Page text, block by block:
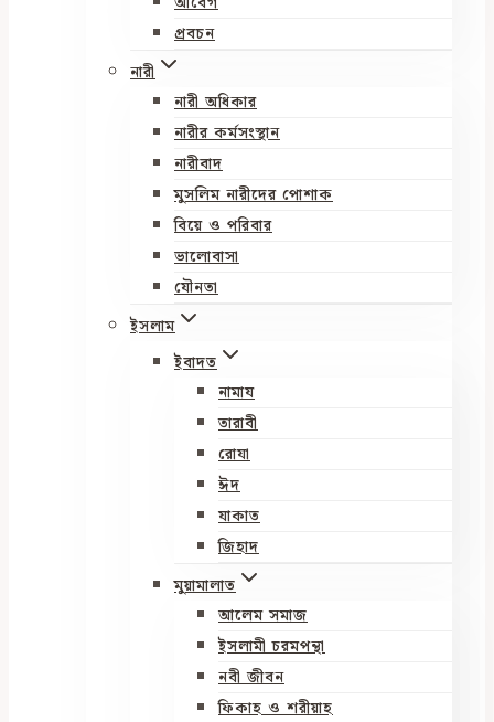
প্রবচন
নারী
নারী অধিকার
নারীর কর্মসংস্থান
নারীবাদ
মুসলিম নারীদের পোশাক
বিয়ে ও পরিবার
ভালোবাসা
যৌনতা
ইসলাম
ইবাদত
নামায
তারাবী
রোযা
ঈদ
যাকাত
জিহাদ
মুয়ামালাত
আলেম সমাজ
ইসলামী চরমপন্থা
নবী জীবন
ফিকাহ ও শরীয়াহ